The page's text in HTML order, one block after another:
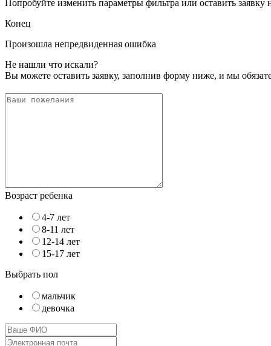
Попробуйте изменить параметры фильтра или оставить
Конец
Произошла непредвиденная ошибка
Не нашли что искали?
Вы можете оставить заявку, заполнив форму ниже, и мы
Возраст ребенка
4-7 лет
8-11 лет
12-14 лет
15-17 лет
Выбрать пол
мальчик
девочка